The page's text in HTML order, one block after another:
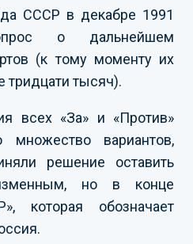
СССР в декабре 1991
о дальнейшем
(к тому моменту их
тридцати тысяч).
всех «За» и «Против»
множество вариантов,
решение оставить
но в конце
которая обозначает